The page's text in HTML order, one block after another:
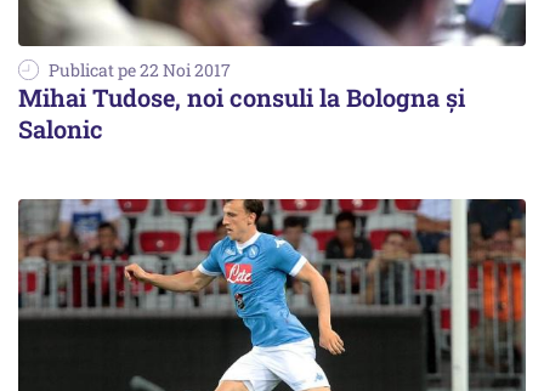
Publicat pe 22 Noi 2017
Mihai Tudose, noi consuli la Bologna și
Salonic